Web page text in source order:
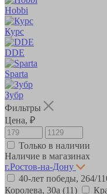
Hobbi
Курс
DDE
Sparta
Зубр
Фильтры
Цена, ₽
Только в наличии
Наличие в магазинах
г.Ростов-на-Дону
40-лет победы, 264/
Королева, 30а (11)